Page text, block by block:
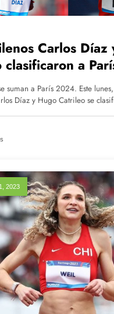
Carlos Díaz
clasificaron a
suman a París 2024. Este
Díaz y Hugo Catrileo se
2023